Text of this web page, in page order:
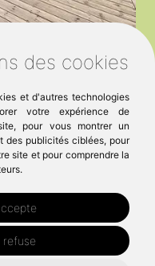
des cookies
et d'autres technologies
votre expérience de
pour vous montrer un
des publicités ciblées, pour
site et pour comprendre la
refuse